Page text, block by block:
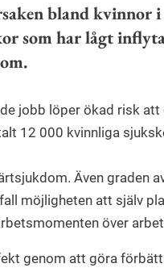
bland kvinnor i
som har lågt
jobb löper ökad risk att
12 000 kvinnliga
Även graden
möjligheten att själv
över
genom att göra